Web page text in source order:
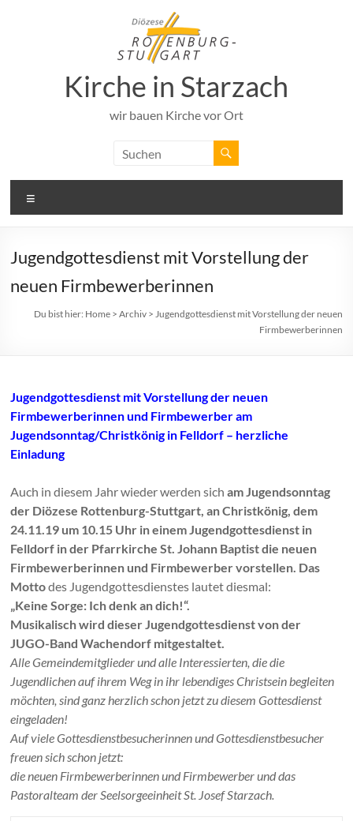
Kirche in Starzach
wir bauen Kirche vor Ort
Jugendgottesdienst mit Vorstellung der
neuen Firmbewerberinnen
Du bist hier: Home> Archiv> Jugendgottesdienst mit Vorstellung der neuen
Firmbewerberinnen
Jugendgottesdienst mit Vorstellung der neuen
Firmbewerberinnen und Firmbewerber am
Jugendsonntag/Christkönig in Felldorf – herzliche
Einladung
Auch in diesem Jahr wieder werden sicham Jugendsonntag
der Diözese Rottenburg-Stuttgart, an Christkönig, dem
24.11.19 um 10.15 Uhr in einem Jugendgottesdienst in
Felldorf in der Pfarrkirche St. Johann Baptist die neuen
Firmbewerberinnen und Firmbewerber vorstellen. Das
Mottodes Jugendgottesdienstes lautet diesmal:
„Keine Sorge: Ich denk an dich!“.
Musikalisch wird dieser Jugendgottesdienst von der
JUGO-Band Wachendorf mitgestaltet.
Alle Gemeindemitglieder und alle Interessierten, die die
Jugendlichen auf ihrem Weg in ihr lebendiges Christsein begleiten
möchten, sind ganz herzlich schon jetzt zu diesem Gottesdienst
eingeladen!
Auf viele Gottesdienstbesucherinnen und Gottesdienstbesucher
freuen sich schon jetzt:
die neuen Firmbewerberinnen und Firmbewerber und das
Pastoralteam der Seelsorgeeinheit St. Josef Starzach.